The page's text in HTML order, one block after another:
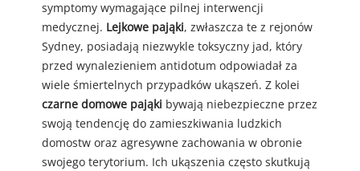
symptomy wymagające pilnej interwencji
medycznej. Lejkowe pająki, zwłaszcza te z rejonów
Sydney, posiadają niezwykle toksyczny jad, który
przed wynalezieniem antidotum odpowiadał za
wiele śmiertelnych przypadków ukąszeń. Z kolei
czarne domowe pająki bywają niebezpieczne przez
swoją tendencję do zamieszkiwania ludzkich
domostw oraz agresywne zachowania w obronie
swojego terytorium. Ich ukąszenia często skutkują